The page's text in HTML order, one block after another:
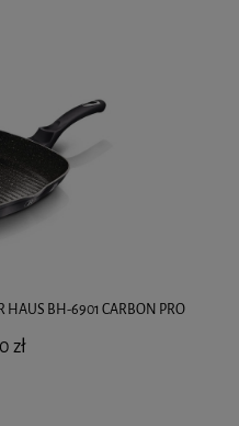
HAUS BH-6901 CARBON PRO
zł